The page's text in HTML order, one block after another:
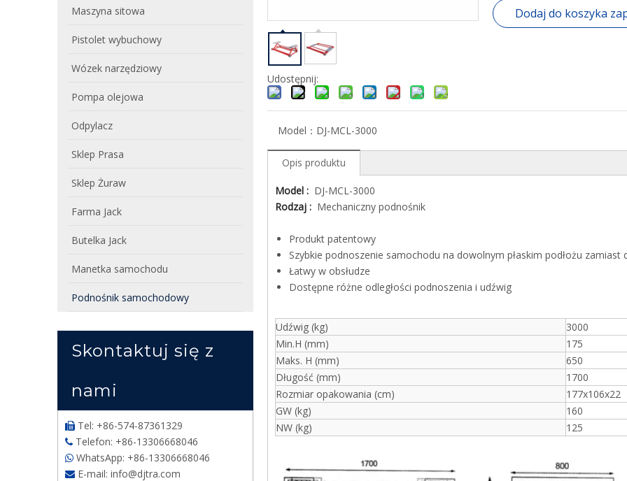
Maszyna sitowa
Pistolet wybuchowy
Wózek narzędziowy
Pompa olejowa
Odpylacz
Sklep Prasa
Sklep Żuraw
Farma Jack
Butelka Jack
Manetka samochodu
Podnośnik samochodowy
Skontaktuj się z
nami
 Tel: +86-574-87361329
 Telefon: +86-13306668046
 WhatsApp: +86-13306668046
 E-mail: info@djtra.com
Udostępnij:
Dodaj do koszyka
Model： DJ-MCL-3000
Opis produktu
Model : DJ-MCL-3000
Rodzaj : Mechaniczny podnośnik
Produkt patentowy
Szybkie podnoszenie samochodu na dowolnym płaskim podłożu
Łatwy w obsłudze
Dostępne różne odległości podnoszenia i udźwig
Udźwig (kg)
3000
Min.H (mm)
175
Maks. H (mm)
650
Długość (mm)
1700
Rozmiar opakowania (cm)
177x106x22
GW (kg)
160
NW (kg)
125